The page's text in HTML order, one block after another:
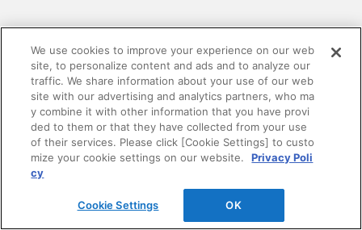
お探しの内容は見つかりましたか？
DAIKENホームページ内の情報を検索できます。 複数
語で検索を行う場合は、単語と単語の間をスペースで
区切ってください。
We use cookies to improve your experience on our web
site, to personalize content and ads and to analyze our
traffic. We share information about your use of our web
site with our advertising and analytics partners, who ma
y combine it with other information that you have provi
ded to them or that they have collected from your use
of their services. Please click [Cookie Settings] to custo
mize your cookie settings on our website.
Privacy Poli
cy
Cookie Settings OK